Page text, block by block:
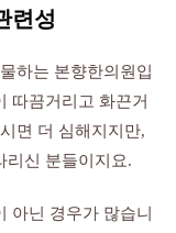
련성
하는 본향한의원입
따끔거리고 화끈거
면 더 심해지지만,
리신 분들이지요.
아닌 경우가 많습니